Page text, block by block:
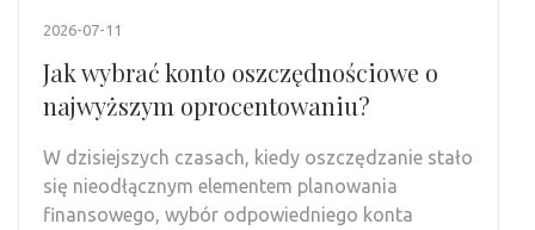
2026-07-11
Jak wybrać konto oszczędnościowe o
najwyższym oprocentowaniu?
W dzisiejszych czasach, kiedy oszczędzanie stało
się nieodłącznym elementem planowania
finansowego, wybór odpowiedniego konta